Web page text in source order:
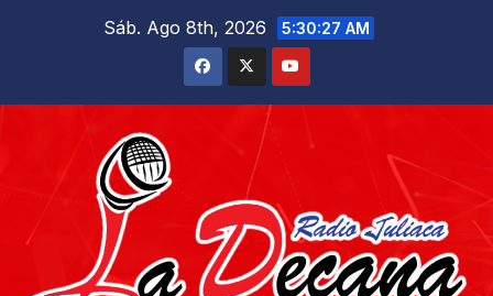
Sáb. Ago 8th, 2026 5:30:29 AM